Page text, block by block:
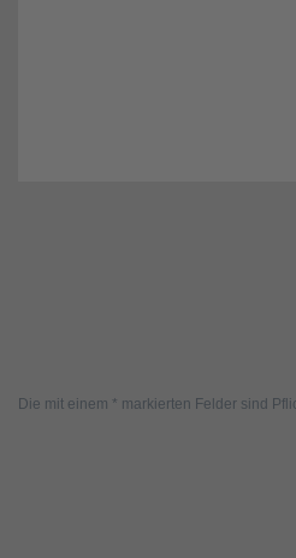
Die mit einem * markierten Felder sind